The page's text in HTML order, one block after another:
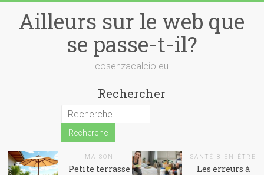
contentAilleurs sur le web que
se passe-t-il?
cosenzacalcio.eu
Rechercher
MAISON
Petite terrasse
SANTÉ BIEN-ÊTRE
Les erreurs à